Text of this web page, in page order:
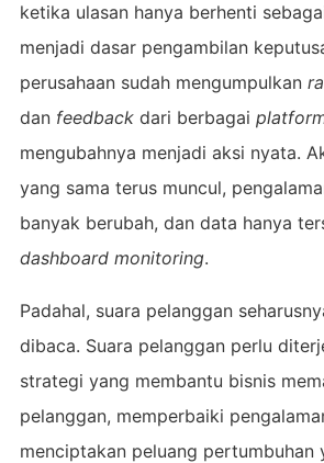
ketika ulasan hanya berhenti
menjadi dasar pengambilan
perusahaan sudah mengumpulkan
dan feedbackdari berbagai
mengubahnya menjadi aksi nyata.
yang sama terus muncul,
banyak berubah, dan data hanya
dashboard monitoring.
Padahal, suara pelanggan
dibaca. Suara pelanggan perlu
strategi yang membantu bisnis
pelanggan, memperbaiki
menciptakan peluang pertumbuhan